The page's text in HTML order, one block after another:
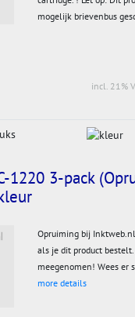
mogelijk brievenbus
incl. 21%
1220 3-pack
Opruiming bij
als je dit product
meegenomen! Wees er
more details